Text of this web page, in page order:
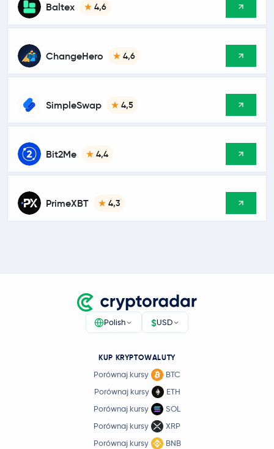
Baltex 4,6
ChangeHero 4,6
SimpleSwap 4,5
Bit2Me 4,4
PrimeXBT 4,3
Polish $USD
KUP KRYPTOWALUTY
Porównaj kursy
BTC
Porównaj kursy
ETH
Porównaj kursy
SOL
Porównaj kursy
XRP
Porównaj kursy
BNB